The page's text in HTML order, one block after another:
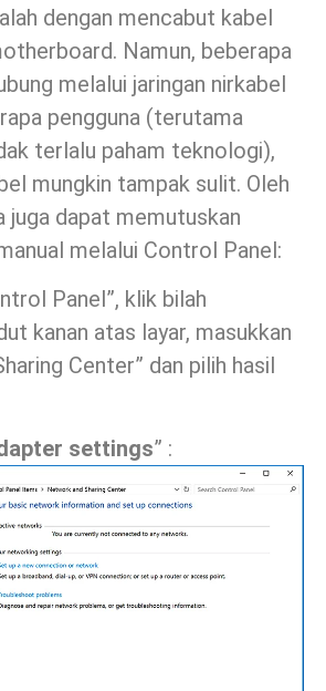
dengan mencabut kabel
Namun, beberapa
melalui jaringan nirkabel
pengguna (terutama
terlalu paham teknologi),
mungkin tampak sulit. Oleh
juga dapat memutuskan
melalui Control Panel:
Panel”, klik bilah
kanan atas layar, masukkan
Center” dan pilih hasil
settings” :